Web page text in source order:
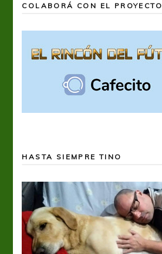
COLABORÁ CON EL PROYECTO
HASTA SIEMPRE TINO